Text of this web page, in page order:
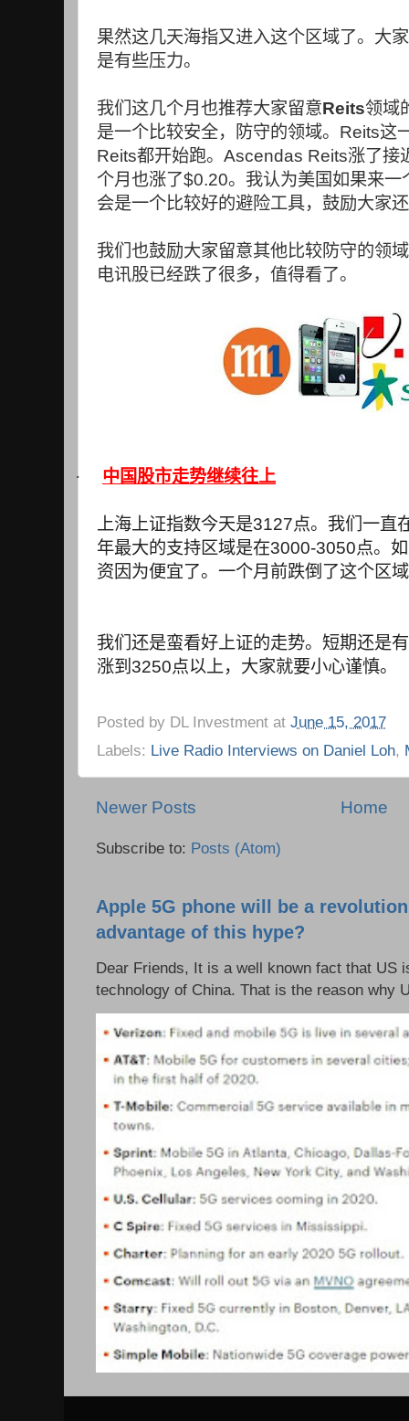
果然这几天海指又进入这个区域了。大
是有些压力。
我们这几个月也推荐大家留意Reits领域
是一个比较安全，防守的领域。 Reits这
Reits都开始跑。 Ascendas Reits涨了接
个月也涨了$0.20。我认为美国如果来一
会是一个比较好的避险工具，鼓励大家
我们也鼓励大家留意其他比较防守的领
电讯股已经跌了很多，值得看了。
· 中国股市走势继续往上
上海上证指数今天是3127点。我们一直
年最大的支持区域是在3000-3050点。
资因为便宜了。一个月前跌倒了这个区
我们还是蛮看好上证的走势。短期还是
涨到 3250点以上，大家就要小心谨慎。
Posted by DL Investment at June 15, 2017
Labels: Live Radio Interviews on Daniel Loh,
Newer Posts Home
Subscribe to: Posts (Atom)
Apple 5G phone will be a
advantage of this hype?
Dear Friends, It is a well known fact that US
technology of China. That is the reason why